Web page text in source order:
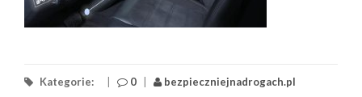
Kategorie: 0 bezpieczniejnadrogach.pl